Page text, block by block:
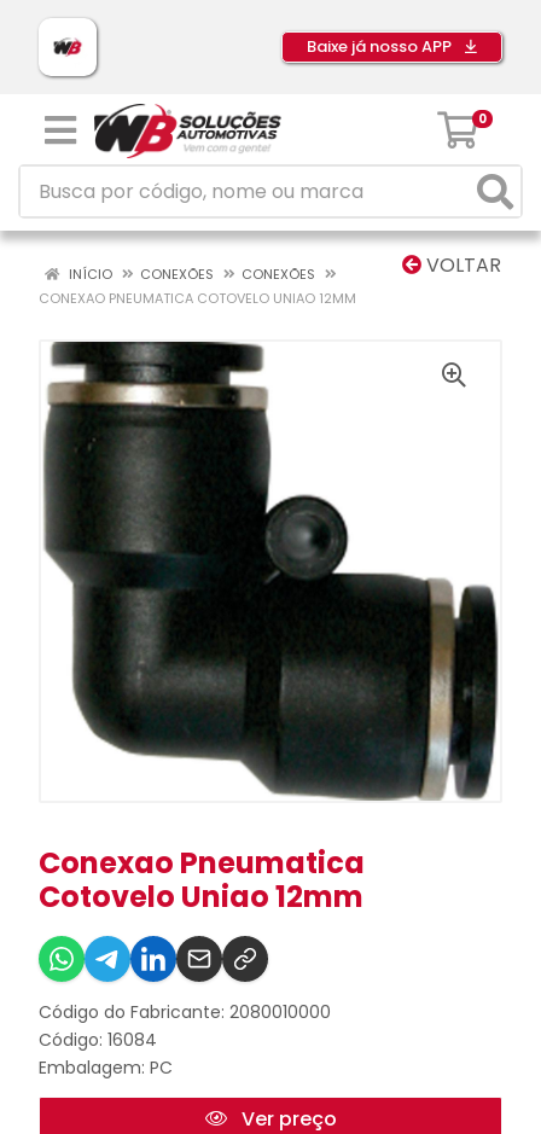
Baixe já nosso APP
0
VOLTAR
INÍCIO CONEXÕES
CONEXÕES
CONEXAO PNEUMATICA COTOVELO UNIAO 12MM
Conexao Pneumatica
Cotovelo Uniao 12mm
Código do Fabricante: 2080010000
Código: 16084
Embalagem: PC
Ver preço